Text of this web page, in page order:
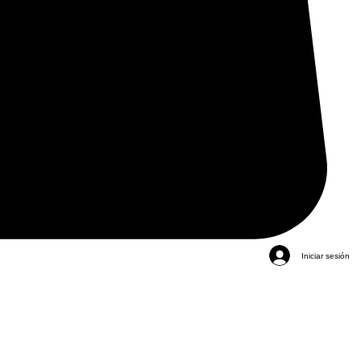
Iniciar sesión